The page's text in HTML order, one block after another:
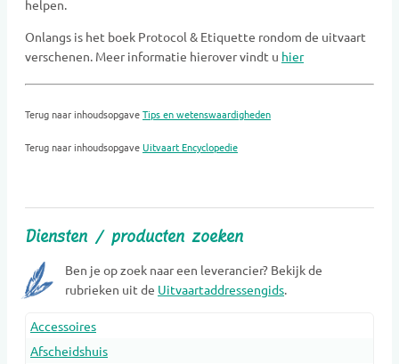
helpen.
Onlangs is het boek Protocol & Etiquette rondom de uitvaart
verschenen. Meer informatie hierover vindt u hier
Terug naar inhoudsopgaveTips en wetenswaardigheden
Terug naar inhoudsopgaveUitvaart Encyclopedie
Diensten / producten zoeken
Ben je op zoek naar een leverancier? Bekijk de
rubrieken uit de Uitvaartaddressengids.
Accessoires
Afscheidshuis